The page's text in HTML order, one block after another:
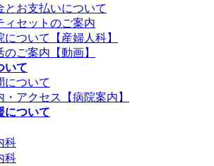
とお支払いについて
ィセットのご案内
について【産婦人科】
のご案内【動画】
いて
について
・アクセス【病院案内】
について
科
科